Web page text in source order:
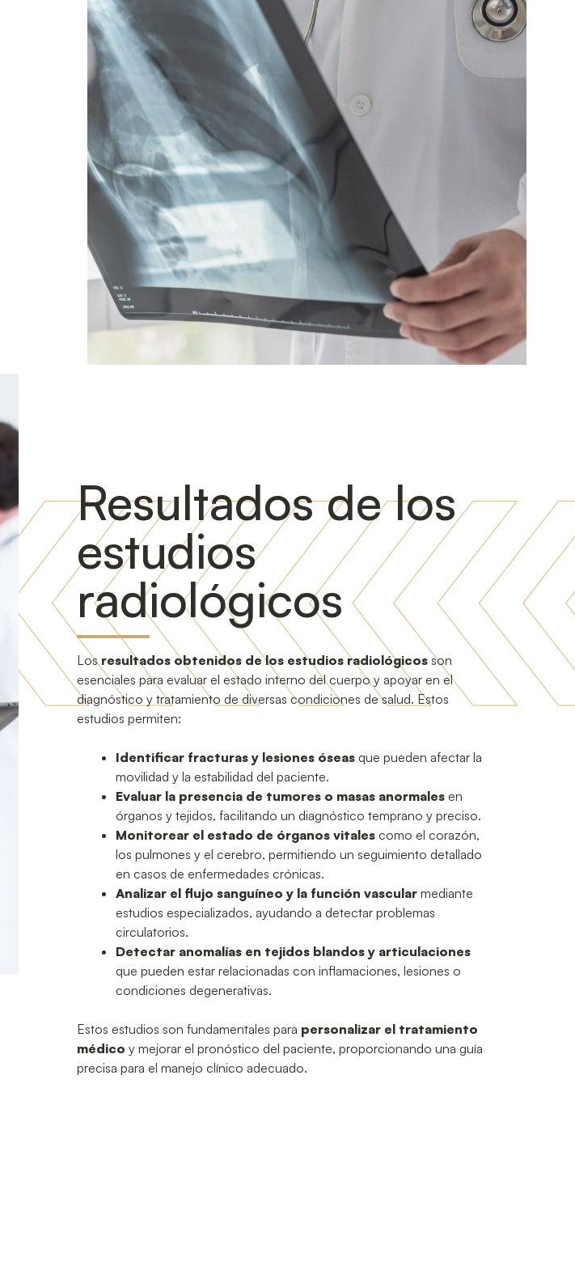
Resultados de los
estudios
radiológicos
Losresultados obtenidos de los estudios radiológicosson
esenciales para evaluar el estado interno del cuerpo y apoyar en el
diagnóstico y tratamiento de diversas condiciones de salud. Estos
estudios permiten:
Identificar fracturas y lesiones óseasque pueden afectar la
movilidad y la estabilidad del paciente.
Evaluar la presencia de tumores o masas anormalesen
órganos y tejidos, facilitando un diagnóstico temprano y preciso.
Monitorear el estado de órganos vitalescomo el corazón,
los pulmones y el cerebro, permitiendo un seguimiento detallado
en casos de enfermedades crónicas.
Analizar el flujo sanguíneo y la función vascularmediante
estudios especializados, ayudando a detectar problemas
circulatorios.
Detectar anomalías en tejidos blandos y articulaciones
que pueden estar relacionadas con inflamaciones, lesiones o
condiciones degenerativas.
Estos estudios son fundamentales para personalizar el tratamiento
médico y mejorar el pronóstico del paciente, proporcionando una guía
precisa para el manejo clínico adecuado.